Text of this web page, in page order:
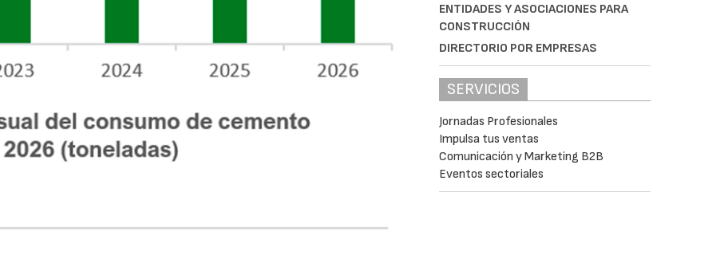
ENTIDADES Y ASOCIACIONES PARA
CONSTRUCCIÓN
DIRECTORIO POR EMPRESAS
SERVICIOS
Jornadas Profesionales
Impulsa tus ventas
Comunicación y Marketing B2B
Eventos sectoriales